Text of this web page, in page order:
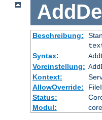
Beschreibung:
Syntax:
Voreinstellung:
Kontext:
AllowOverride:
Status:
Modul:
core